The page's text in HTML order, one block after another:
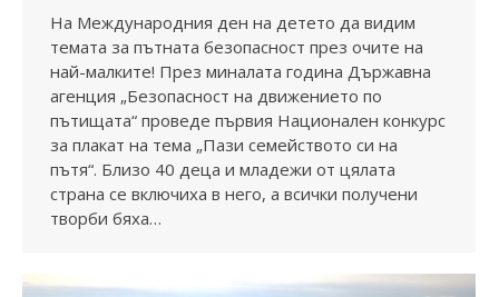
На Международния ден на детето да видим
темата за пътната безопасност през очите на
най-малките! През миналата година Държавна
агенция „Безопасност на движението по
пътищата“ проведе първия Национален конкурс
за плакат на тема „Пази семейството си на
пътя“. Близо 40 деца и младежи от цялата
страна се включиха в него, а всички получени
творби бяха…